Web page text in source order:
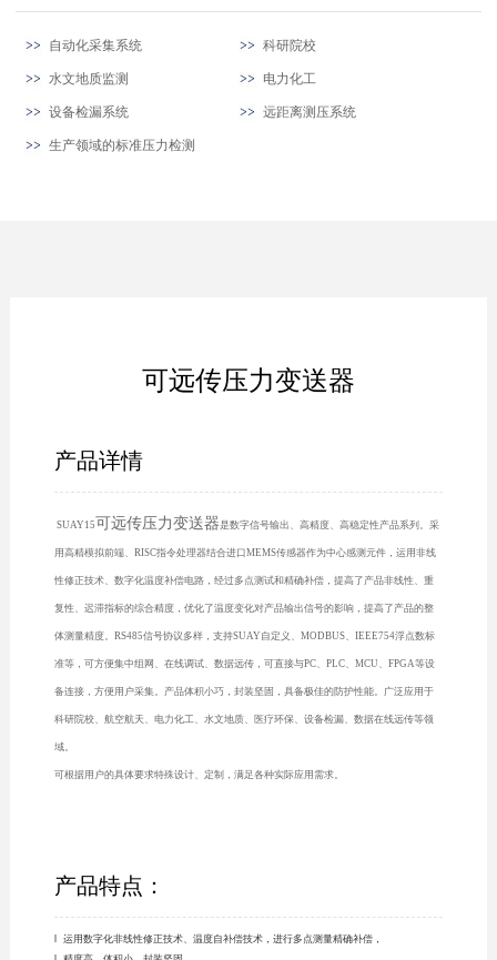
自动化采集系统 科研院校
水文地质监测 电力化工
设备检漏系统 远距离测压系统
生产领域的标准压力检测
可远传压力变送器
产品详情
SUAY15可远传压力变送器是数字信号输出、高精度、高稳定性产品系列。采
用高精模拟前端、RISC指令处理器结合进口MEMS传感器作为中心感测元件，运用非线
性修正技术、数字化温度补偿电路，经过多点测试和精确补偿，提高了产品非线性、重
复性、迟滞指标的综合精度，优化了温度变化对产品输出信号的影响，提高了产品的整
体测量精度。RS485信号协议多样，支持SUAY自定义、MODBUS、IEEE754浮点数标
准等，可方便集中组网、在线调试、数据远传，可直接与PC、PLC、MCU、FPGA等设
备连接，方便用户采集。产品体积小巧，封装坚固，具备极佳的防护性能。广泛应用于
科研院校、航空航天、电力化工、水文地质、医疗环保、设备检漏、数据在线远传等领
域。
可根据用户的具体要求特殊设计、定制，满足各种实际应用需求。
产品特点：
l 运用数字化非线性修正技术、温度自补偿技术，进行多点测量精确补偿，